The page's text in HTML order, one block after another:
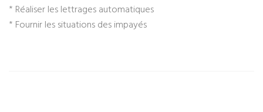
* Réaliser les lettrages automatiques
* Fournir les situations des impayés